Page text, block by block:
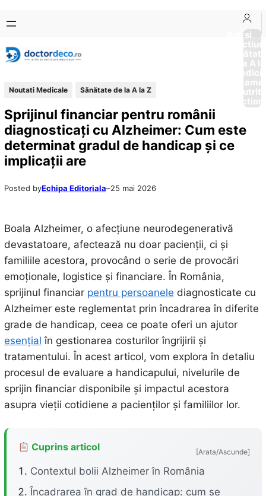
conținut
content
Boli si
Afectiuni
Sănătate
de la A
Noutati Medicale Sănătate de la A la Z
Sprijinul financiar pentru românii
diagnosticați cu Alzheimer: Cum este
determinat gradul de handicap și ce
implicații are
Posted byEchipa Editoriala–25 mai 2026
Boala Alzheimer, o afecțiune neurodegenerativă
devastatoare, afectează nu doar pacienții, ci și
familiile acestora, provocând o serie de provocări
emoționale, logistice și financiare. În România,
sprijinul financiar pentru persoanele diagnosticate cu
Alzheimer este reglementat prin încadrarea în diferite
grade de handicap, ceea ce poate oferi un ajutor
esențial în gestionarea costurilor îngrijirii și
tratamentului. În acest articol, vom explora în detaliu
procesul de evaluare a handicapului, nivelurile de
sprijin financiar disponibile și impactul acestora
asupra vieții cotidiene a pacienților și familiilor lor.
Cuprins articol [Arata/Ascunde]
Contextul bolii Alzheimer în România
Încadrarea în grad de handicap: cum se